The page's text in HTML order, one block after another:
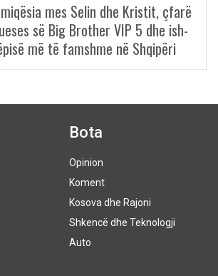
mes Selin dhe Kristit, çfarë
së Big Brother VIP 5 dhe ish-
më të famshme në Shqipëri
Bota
Opinion
Koment
Kosova dhe Rajoni
Shkencë dhe Teknologji
Auto